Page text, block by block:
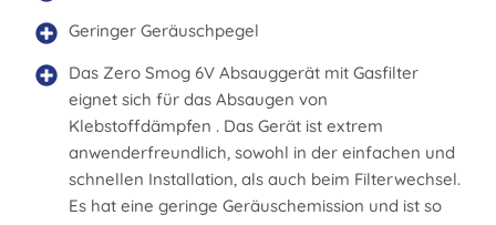
Geringer Geräuschpegel
Das Zero Smog 6V Absauggerät mit Gasfilter
eignet sich für das Absaugen von
Klebstoffdämpfen . Das Gerät ist extrem
anwenderfreundlich, sowohl in der einfachen und
schnellen Installation, als auch beim Filterwechsel.
Es hat eine geringe Geräuschemission und ist so